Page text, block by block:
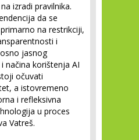
izradi pravilnika.
da se
na restrikciji,
i
jasnog
načina korištenja AI
očuvati
a istovremeno
i refleksivna
u proces
Vatreš.